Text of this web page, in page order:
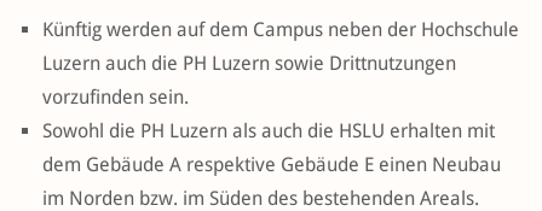
Künftig werden auf dem Campus neben der Hochschule
Luzern auch die PH Luzern sowie Drittnutzungen
vorzufinden sein.
Sowohl die PH Luzern als auch die HSLU erhalten mit
dem Gebäude A respektive Gebäude E einen Neubau
im Norden bzw. im Süden des bestehenden Areals.